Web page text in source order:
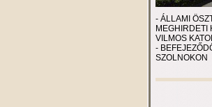
- ÁLLAMI
MEGHIRDETI
VILMOS
-
SZOLNOKON